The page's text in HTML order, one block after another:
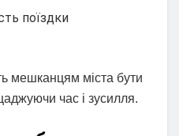
поїздки
мешканцям міста бути
час і зусилля.